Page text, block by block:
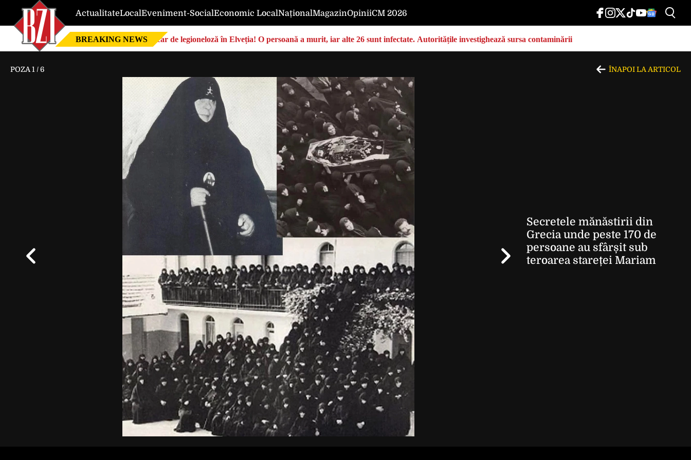
ActualitateLocalEveniment-SocialEconomic LocalNaționalMagazinOpiniiCM 2026
BREAKING NEWS Focar de legioneloză în Elveția! O persoană a murit, iar alte 26 sunt infectate. Autoritățile investighează sursa contaminării
POZA 1 /6 ÎNAPOI LA ARTICOL
Secretele mănăstirii din
Grecia unde peste 170 de
persoane au sfârșit sub
teroarea stareței Mariam